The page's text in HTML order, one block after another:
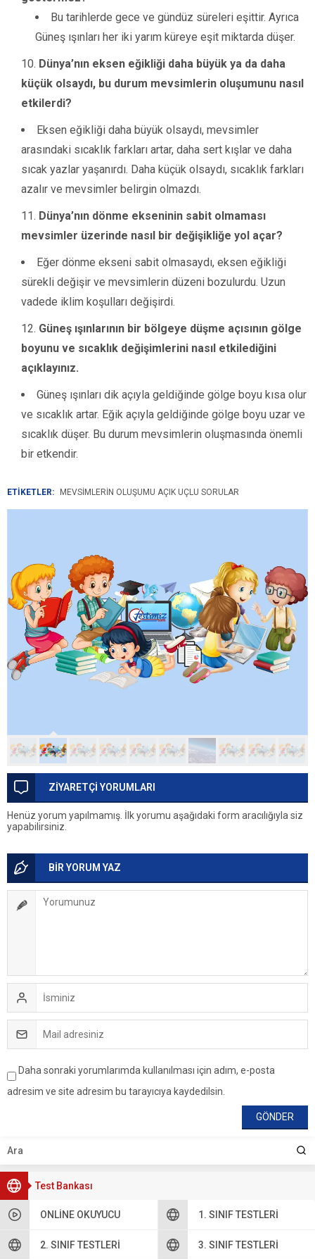
Test Bankası
ONLINE OKUYUCU 1. SINIF TESTLERI
2. SINIF TESTLERI 3. SINIF TESTLERI
Bu tarihlerde gece ve gündüz süreleri eşittir. Ayrıca
Güneş ışınları her iki yarım küreye eşit miktarda düşer.
Dünya’nın eksen eğikliği daha büyük ya da daha
küçük olsaydı, bu durum mevsimlerin oluşumunu nasıl
etkilerdi?
Eksen eğikliği daha büyük olsaydı, mevsimler
arasındaki sıcaklık farkları artar, daha sert kışlar ve daha
sıcak yazlar yaşanırdı. Daha küçük olsaydı, sıcaklık farkları
azalır ve mevsimler belirgin olmazdı.
Dünya’nın dönme ekseninin sabit olmaması
mevsimler üzerinde nasıl bir değişikliğe yol açar?
Eğer dönme ekseni sabit olmasaydı, eksen eğikliği
sürekli değişir ve mevsimlerin düzeni bozulurdu. Uzun
vadede iklim koşulları değişirdi.
Güneş ışınlarının bir bölgeye düşme açısının gölge
boyunu ve sıcaklık değişimlerini nasıl etkilediğini
açıklayınız.
Güneş ışınları dik açıyla geldiğinde gölge boyu kısa olur
ve sıcaklık artar. Eğik açıyla geldiğinde gölge boyu uzar ve
sıcaklık düşer. Bu durum mevsimlerin oluşmasında önemli
bir etkendir.
ETİKETLER: MEVSIMLERIN OLUŞUMU AÇIK UÇLU SORULAR
ZİYARETÇİ YORUMLARI
Henüz yorum yapılmamış. İlk yorumu aşağıdaki form aracılığıyla siz
yapabilirsiniz.
BİR YORUM YAZ
Daha sonraki yorumlarımda kullanılması için adım, e-posta
adresim ve site adresim bu tarayıcıya kaydedilsin.